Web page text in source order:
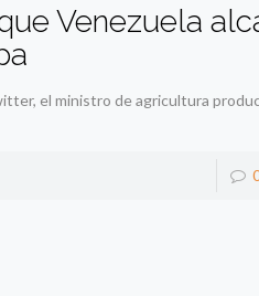
Venezuela
el ministro de agricultura